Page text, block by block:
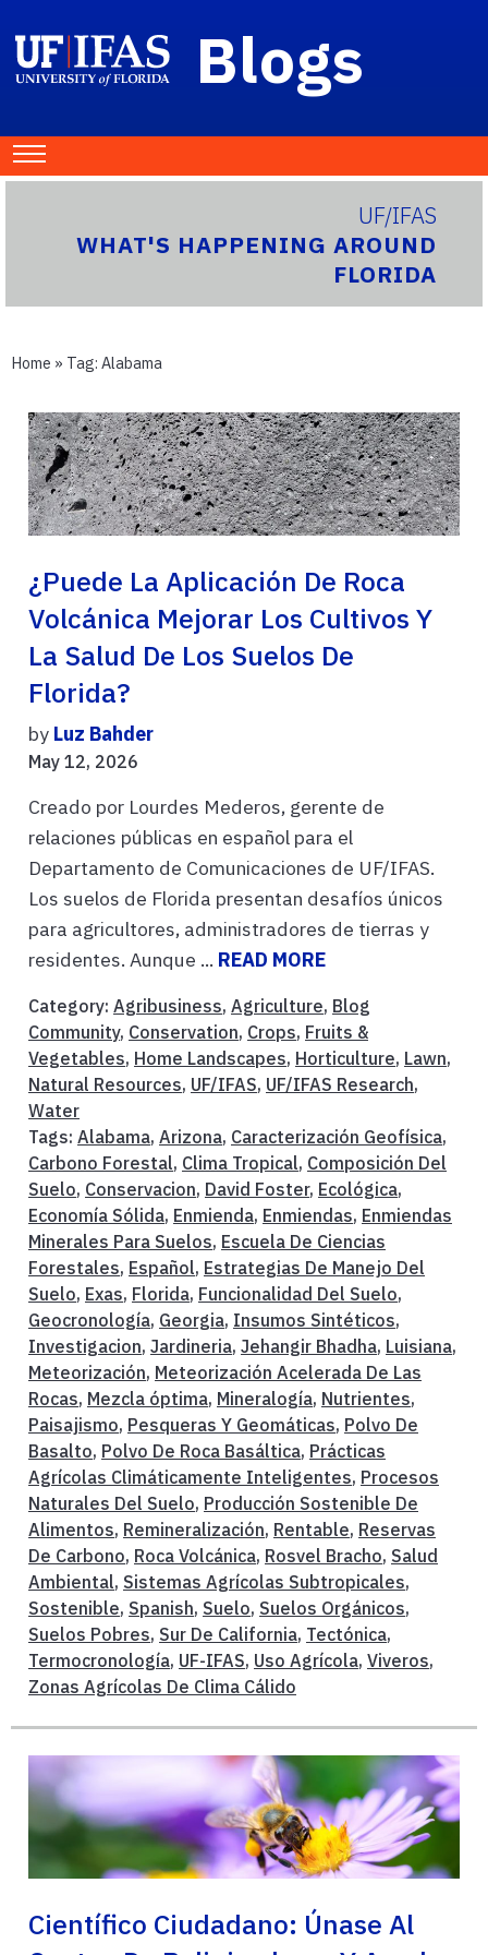
Blogs
UF/IFAS
WHAT'S HAPPENING AROUND
FLORIDA
Home » Tag: Alabama
¿Puede La Aplicación De Roca
Volcánica Mejorar Los Cultivos Y
La Salud De Los Suelos De
Florida?
by Luz Bahder
May 12, 2026
Creado por Lourdes Mederos, gerente de
relaciones públicas en español para el
Departamento de Comunicaciones de UF/IFAS.
Los suelos de Florida presentan desafíos únicos
para agricultores, administradores de tierras y
residentes. Aunque ... READ MORE
Category: Agribusiness, Agriculture, Blog
Community, Conservation, Crops, Fruits &
Vegetables, Home Landscapes, Horticulture, Lawn,
Natural Resources, UF/IFAS, UF/IFAS Research,
Water
Tags: Alabama, Arizona, Caracterización Geofísica,
Carbono Forestal, Clima Tropical, Composición Del
Suelo, Conservacion, David Foster, Ecológica,
Economía Sólida, Enmienda, Enmiendas, Enmiendas
Minerales Para Suelos, Escuela De Ciencias
Forestales, Español, Estrategias De Manejo Del
Suelo, Exas, Florida, Funcionalidad Del Suelo,
Geocronología, Georgia, Insumos Sintéticos,
Investigacion, Jardineria, Jehangir Bhadha, Luisiana,
Meteorización, Meteorización Acelerada De Las
Rocas, Mezcla óptima, Mineralogía, Nutrientes,
Paisajismo, Pesqueras Y Geomáticas, Polvo De
Basalto, Polvo De Roca Basáltica, Prácticas
Agrícolas Climáticamente Inteligentes, Procesos
Naturales Del Suelo, Producción Sostenible De
Alimentos, Remineralización, Rentable, Reservas
De Carbono, Roca Volcánica, Rosvel Bracho, Salud
Ambiental, Sistemas Agrícolas Subtropicales,
Sostenible, Spanish, Suelo, Suelos Orgánicos,
Suelos Pobres, Sur De California, Tectónica,
Termocronología, UF-IFAS, Uso Agrícola, Viveros,
Zonas Agrícolas De Clima Cálido
Científico Ciudadano: Únase Al